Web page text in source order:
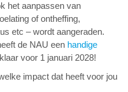
het aanpassen van
of ontheffing,
etc – wordt aangeraden.
de NAU een handige
voor 1 januari 2028!
impact dat heeft voor jou